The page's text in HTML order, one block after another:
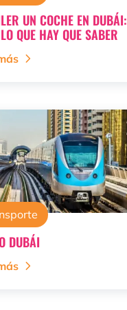
UN COCHE EN DUBÁI:
QUE HAY QUE SABER
DUBÁI